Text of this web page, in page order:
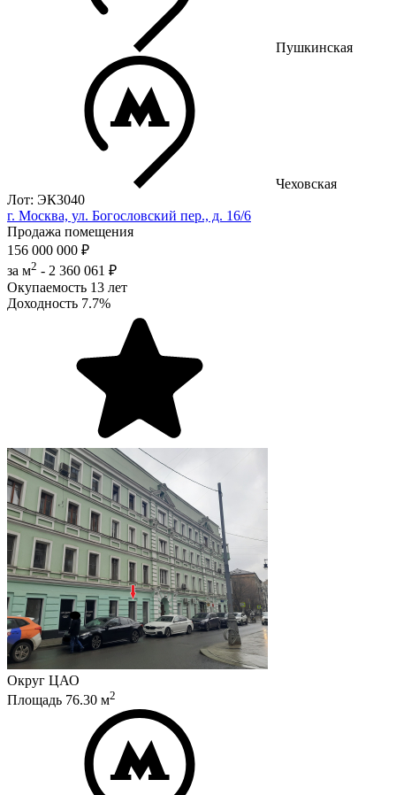
Пушкинская
Чеховская
Лот: ЭК3040
г. Москва, ул. Богословский пер., д. 16/6
Продажа помещения
156 000 000 ₽
за м2 - 2 360 061 ₽
Окупаемость 13 лет
Доходность 7.7%
Округ ЦАО
Площадь 76.30 м2